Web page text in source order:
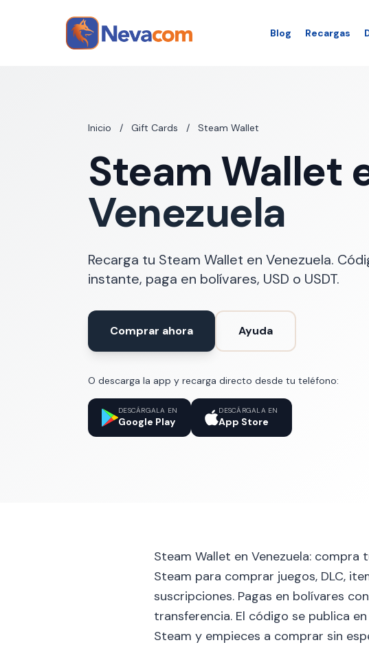
Blog Recargas
Inicio / Gift Cards / Steam Wallet
Steam Wallet
Venezuela
Recarga tu Steam Wallet en Venezuela.
instante, paga en bolívares, USD o USDT.
Comprar ahora Ayuda
O descarga la app y recarga directo desde tu teléfono:
DESCÁRGALA EN
Google Play
DESCÁRGALA EN
App Store
Steam Wallet en Venezuela:
Steam para comprar juegos, DLC,
suscripciones. Pagas en bolívares
transferencia. El código se publica
Steam y empieces a comprar sin